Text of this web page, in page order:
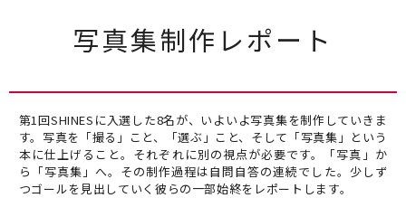
写真集制作レポート
第1回SHINESに入選した8名が、いよいよ写真集を制作していきま
す。写真を「撮る」こと、「選ぶ」こと、そして「写真集」という
本に仕上げること。それぞれに別の視点が必要です。「写真」か
ら「写真集」へ。その制作過程は自問自答の連続でした。少しず
つゴールを見出していく彼らの一部始終をレポートします。